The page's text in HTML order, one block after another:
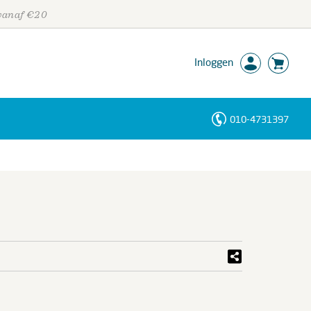
€20
Inloggen
010-4731397
Personen